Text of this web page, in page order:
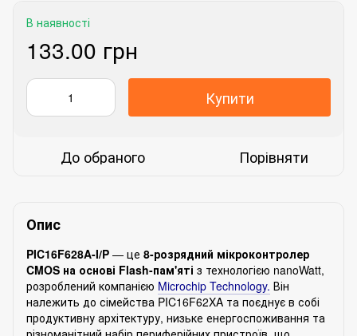
В наявності
133.00 грн
Купити
До обраного Порівняти
Опис
PIC16F628A-I/P — це 8-розрядний мікроконтролер
CMOS на основі Flash-пам'яті з технологією nanoWatt,
розроблений компанією Microchip Technology. Він
належить до сімейства PIC16F62XA та поєднує в собі
продуктивну архітектуру, низьке енергоспоживання та